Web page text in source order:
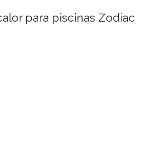
para piscinas Zodiac